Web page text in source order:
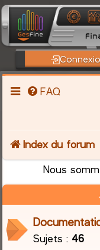
FAQ
Index du forum
Nous
Sujets : 46